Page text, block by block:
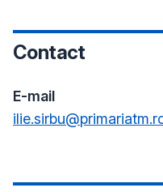
Contact
E-mail